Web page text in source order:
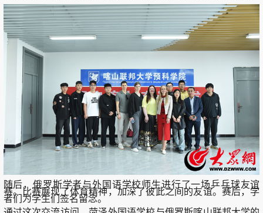
随后，俄罗斯学者与外国语学校师生进行了一场乒乓球友谊
赛。比赛展现了体育精神，加深了彼此之间的友谊。赛后，学
者们为学生们签名留念。